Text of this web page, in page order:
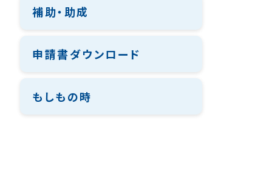
補助・助成
申請書ダウンロード
もしもの時